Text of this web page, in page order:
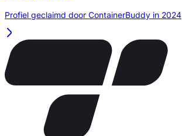
Profiel geclaimd door ContainerBuddy in 2024